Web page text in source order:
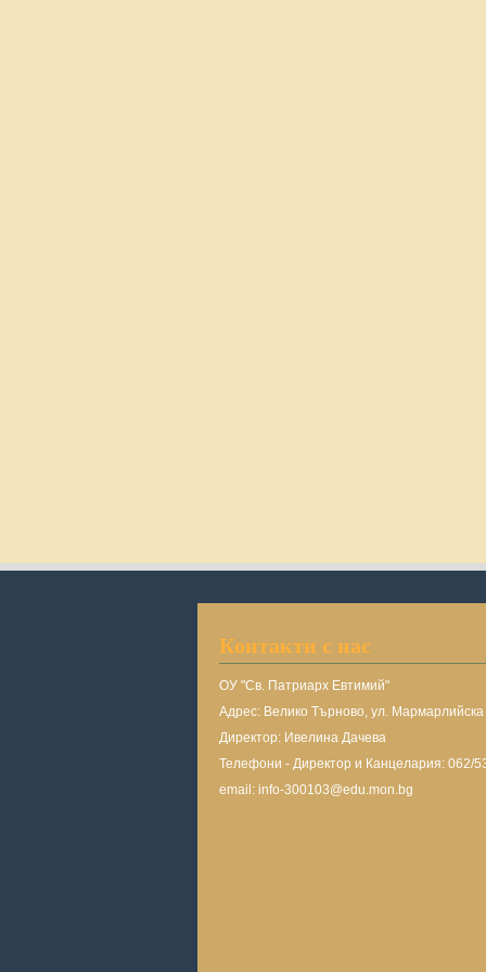
Контакти с нас
ОУ "Св. Патриарх Евтимий"
Адрес: Велико Търново, ул.
Директор: Ивелина Дачева
Телефони - Директор и Канцелария: 062/
email: info-300103@edu.mon.bg